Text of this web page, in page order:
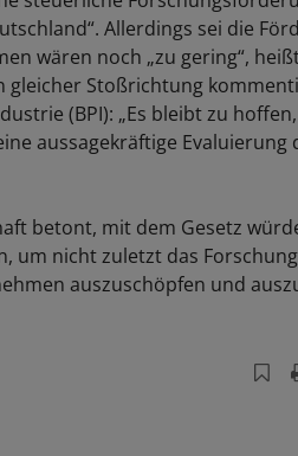
Allerdings sei die
wären noch „zu gering“,
gleicher Stoßrichtung
(BPI): „Es bleibt zu
aussagekräftige Evaluierung
betont, mit dem Gesetz
um nicht zuletzt das
auszuschöpfen und